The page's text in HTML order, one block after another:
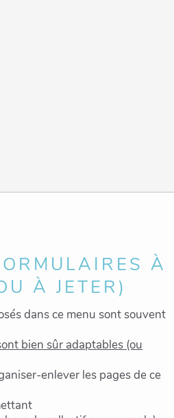
À
À JETER)
dans ce menu sont souvent
bien sûr adaptables (ou
enlever les pages de ce